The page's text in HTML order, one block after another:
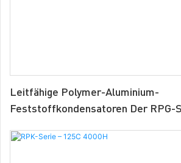
Leitfähige Polymer-Aluminium-
Feststoffkondensatoren Der RPG-